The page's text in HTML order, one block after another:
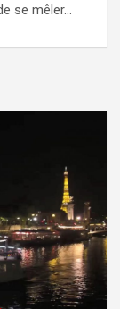
se mêler...